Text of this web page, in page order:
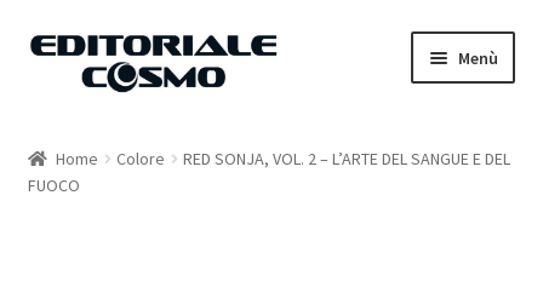
Vai
Vai
Menù
Catalogo
Home Colore
RED SONJA, VOL. 2 – L’ARTE DEL SANGUE E DEL
FUOCO